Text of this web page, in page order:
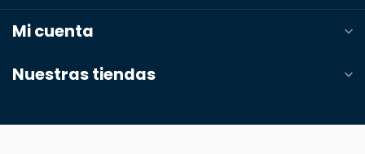
Mi cuenta
Nuestras tiendas